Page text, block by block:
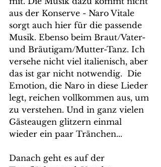
aus der Konserve - Naro Vitale
sorgt auch hier für die passende
Musik. Ebenso beim Braut/Vater-
und Bräutigam/Mutter-Tanz. Ich
versehe nicht viel italienisch, aber
das ist gar nicht notwendig.  Die
Emotion, die Naro in diese Lieder
legt, reichen vollkommen aus, um
zu verstehen. Und in ganz vielen
Gästeaugen glitzern einmal
wieder ein paar Tränchen...
Danach geht es auf der